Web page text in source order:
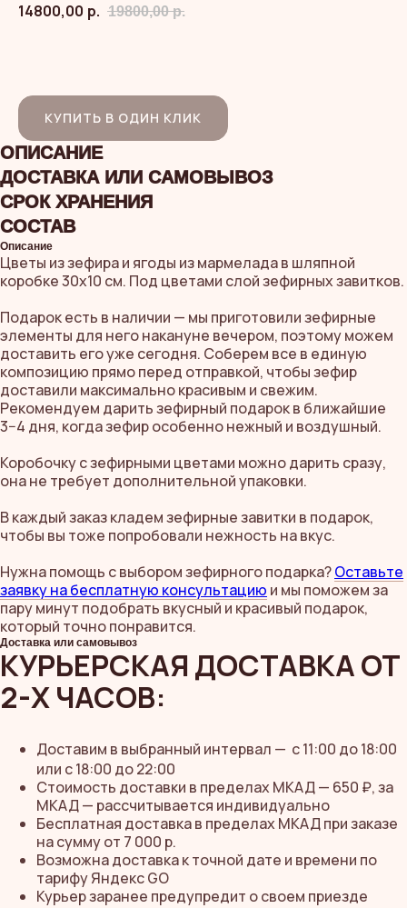
14800,00 р. 19800,00 р.
КУПИТЬ В ОДИН КЛИК
ОПИСАНИЕ
ДОСТАВКА ИЛИ САМОВЫВОЗ
СРОК ХРАНЕНИЯ
СОСТАВ
Описание
Цветы из зефира и ягоды из мармелада в шляпной
коробке 30х10 см. Под цветами слой зефирных завитков.
Подарок есть в наличии — мы приготовили зефирные
элементы для него накануне вечером, поэтому можем
доставить его уже сегодня. Соберем все в единую
композицию прямо перед отправкой, чтобы зефир
доставили максимально красивым и свежим.
Рекомендуем дарить зефирный подарок в ближайшие
3−4 дня, когда зефир особенно нежный и воздушный.
Коробочку с зефирными цветами можно дарить сразу,
она не требует дополнительной упаковки.
В каждый заказ кладем зефирные завитки в подарок,
чтобы вы тоже попробовали нежность на вкус.
Нужна помощь с выбором зефирного подарка?Оставьте
заявку на бесплатную консультацию и мы поможем за
пару минут подобрать вкусный и красивый подарок,
который точно понравится.
Доставка или самовывоз
КУРЬЕРСКАЯ ДОСТАВКА ОТ
2-Х ЧАСОВ:
Доставим в выбранный интервал — с 11:00 до 18:00
или с 18:00 до 22:00
Стоимость доставки в пределах МКАД — 650 ₽, за
МКАД — рассчитывается индивидуально
Бесплатная доставка в пределах МКАД при заказе
на сумму от 7 000 р.
Возможна доставка к точной дате и времени по
тарифу Яндекс GO
Курьер заранее предупредит о своем приезде